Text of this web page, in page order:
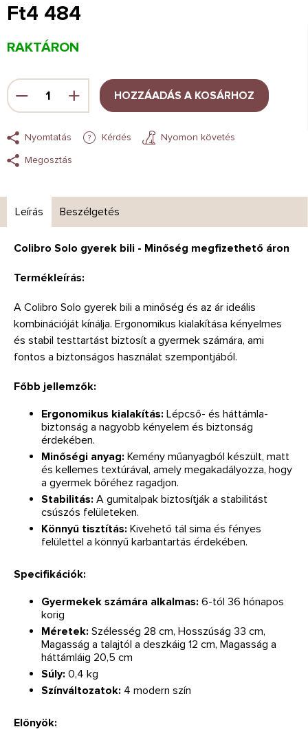
Ft4 484
Egységár:
RAKTÁRON
HOZZÁADÁS A KOSÁRHOZ
Nyomtatás Kérdés
Nyomon követés
Megosztás
Leírás Beszélgetés
Colibro Solo gyerek bili - Minőség megfizethető áron
Termékleírás:
A Colibro Solo gyerek bili a minőség és az ár ideális
kombinációját kínálja. Ergonomikus kialakítása kényelmes
és stabil testtartást biztosít a gyermek számára, ami
fontos a biztonságos használat szempontjából.
Főbb jellemzők:
Ergonomikus kialakítás: Lépcső- és háttámla-
biztonság a nagyobb kényelem és biztonság
érdekében.
Minőségi anyag: Kemény műanyagból készült, matt
és kellemes textúrával, amely megakadályozza, hogy
a gyermek bőréhez ragadjon.
Stabilitás: A gumitalpak biztosítják a stabilitást
csúszós felületeken.
Könnyű tisztítás: Kivehető tál sima és fényes
felülettel a könnyű karbantartás érdekében.
Specifikációk:
Gyermekek számára alkalmas: 6-tól 36 hónapos
korig
Méretek: Szélesség 28 cm, Hosszúság 33 cm,
Magasság a talajtól a deszkáig 12 cm, Magasság a
háttámláig 20,5 cm
Súly: 0,4 kg
Színváltozatok: 4 modern szín
Előnyök: